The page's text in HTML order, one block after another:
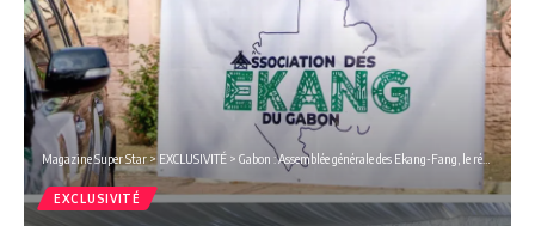
Magazine Super Star> EXCLUSIVITÉ > Gabon : Assemblée générale des Ekang-Fang, le réveil d’un peuple ouvert, et non replié sur lui-même.
EXCLUSIVITÉ